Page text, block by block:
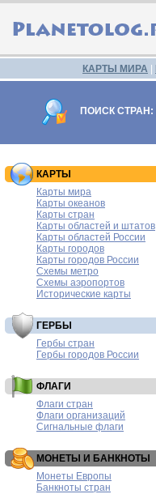
КАРТЫ МИРА
ПОИСК СТРАН:
КАРТЫ
Карты мира
Карты океанов
Карты стран
Карты областей и штатов
Карты областей России
Карты городов
Карты городов России
Схемы метро
Схемы аэропортов
Исторические карты
ГЕРБЫ
Гербы стран
Гербы городов России
ФЛАГИ
Флаги стран
Флаги организаций
Сигнальные флаги
МОНЕТЫ И БАНКНОТЫ
Монеты Европы
Банкноты стран